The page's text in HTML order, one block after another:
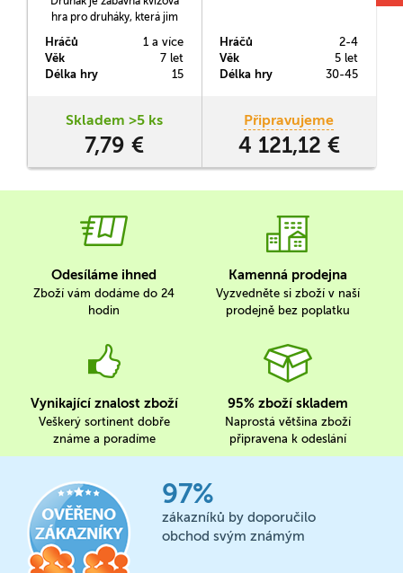
hra pro druháky, která jim
nenásilnou formou
procvičit vše, co se učí v
druhé třídě.
Hráčů
1 a více
Věk
7 let
Délka hry
15
Skladem >5 ks
7,79 €
Hráčů
2-4
Věk
5 let
Délka hry
30-45
Připravujeme
4 121,12 €
Odesíláme ihned
Zboží vám dodáme do 24
hodin
Kamenná prodejna
Vyzvedněte si zboží v naší
prodejně bez poplatku
Vynikající znalost zboží
Veškerý sortinent dobře
známe a poradíme
95% zboží skladem
Naprostá většina zboží
připravena k odeslání
97%
zákazníků by doporučilo
obchod svým známým